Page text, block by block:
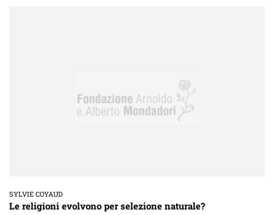
SYLVIE COYAUD
Le religioni evolvono per selezione naturale?